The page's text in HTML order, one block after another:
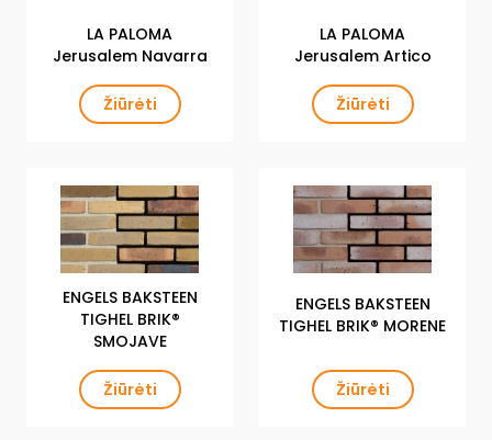
LA PALOMA
Jerusalem Navarra
Žiūrėti
LA PALOMA
Jerusalem Artico
Žiūrėti
ENGELS BAKSTEEN
TIGHEL BRIK®
SMOJAVE
Žiūrėti
ENGELS BAKSTEEN
TIGHEL BRIK® MORENE
Žiūrėti